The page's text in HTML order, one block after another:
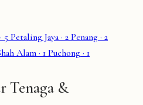
· 5 Petaling Jaya· 2 Penang · 2
Alam · 1 Puchong · 1
Tenaga &